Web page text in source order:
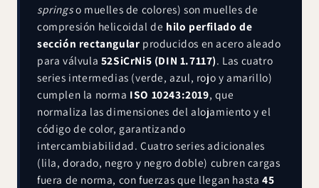
springso muelles de colores) son muelles de
compresión helicoidal de hilo perfilado de
sección rectangular producidos en acero aleado
para válvula 52SiCrNi5 (DIN 1.7117). Las cuatro
series intermedias (verde, azul, rojo y amarillo)
cumplen la norma ISO 10243:2019, que
normaliza las dimensiones del alojamiento y el
código de color, garantizando
intercambiabilidad. Cuatro series adicionales
(lila, dorado, negro y negro doble) cubren cargas
fuera de norma, con fuerzas que llegan hasta45